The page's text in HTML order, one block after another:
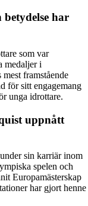
har
som var
medaljer i
framstående
för sitt engagemang
unga idrottare.
uppnått
sin karriär inom
spelen och
Europamästerskap
har gjort henne